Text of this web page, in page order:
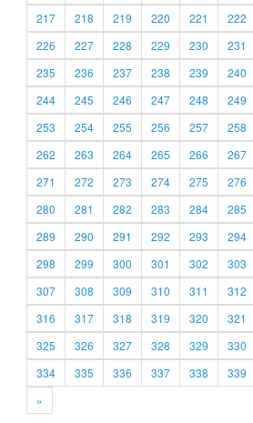
217
218 219 220 221 222
226
227 228 229 230 231
235
236 237 238 239 240
244
245 246 247 248 249
253
254 255 256 257 258
262
263 264 265 266 267
271
272 273 274 275 276
280
281 282 283 284 285
289
290 291 292 293 294
298
299 300 301 302 303
307
308 309 310 311 312
316
317 318 319 320 321
325
326 327 328 329 330
334
335 336 337 338 339
»